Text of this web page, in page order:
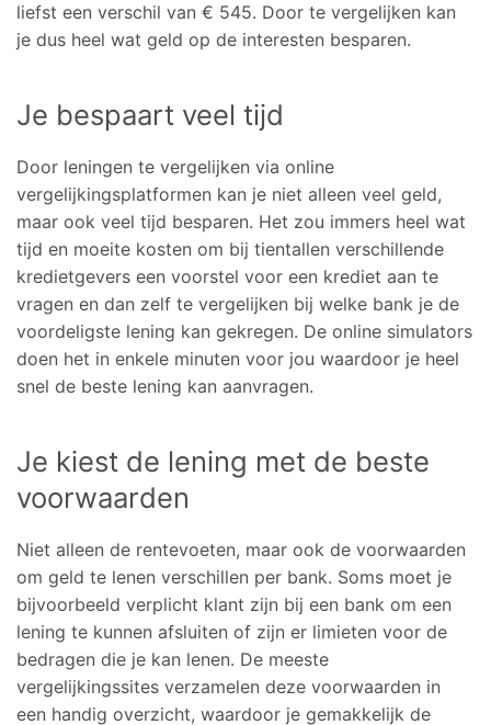
liefst een verschil van € 545. Door te vergelijken kan
je dus heel wat geld op de interesten besparen.
Je bespaart veel tijd
Door leningen te vergelijken via online
vergelijkingsplatformen kan je niet alleen veel geld,
maar ook veel tijd besparen. Het zou immers heel wat
tijd en moeite kosten om bij tientallen verschillende
kredietgevers een voorstel voor een krediet aan te
vragen en dan zelf te vergelijken bij welke bank je de
voordeligste lening kan gekregen. De online simulators
doen het in enkele minuten voor jou waardoor je heel
snel de beste lening kan aanvragen.
Je kiest de lening met de beste
voorwaarden
Niet alleen de rentevoeten, maar ook de voorwaarden
om geld te lenen verschillen per bank. Soms moet je
bijvoorbeeld verplicht klant zijn bij een bank om een
lening te kunnen afsluiten of zijn er limieten voor de
bedragen die je kan lenen. De meeste
vergelijkingssites verzamelen deze voorwaarden in
een handig overzicht, waardoor je gemakkelijk de